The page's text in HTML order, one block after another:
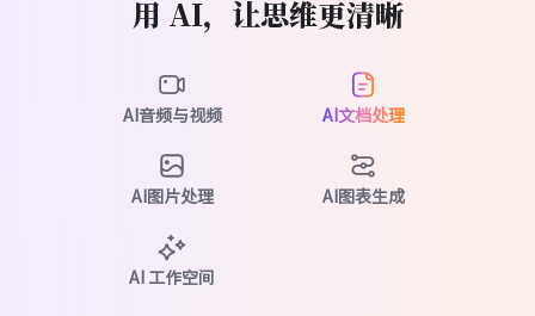
用 AI，让思维更清晰
AI音频与视频 AI文档处理
AI图片处理 AI图表生成
AI 工作空间
文文
记者
整理文章重点用
功能，资料结构化
后写稿顺利很多，不容易卡壳。